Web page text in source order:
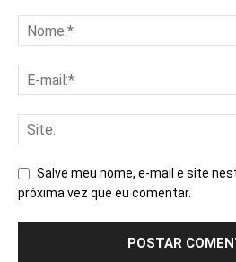
Salve meu nome, e-mail e site
próxima vez que eu comentar.